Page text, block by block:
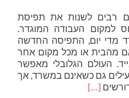
רבים לשנות את תפיסת
למקום העבודה המוגדר.
מדי יום, התפיסה החדשה
מהבית או מכל מקום אחר
העולם הגלובלי מאפשר
גם כשאינם במשרד, אך
Read
[…]